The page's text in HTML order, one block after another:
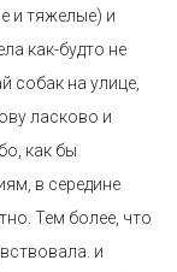
и тяжелые) и
как-будто не
собак на улице,
ласково и
как бы
в середине
Тем более, что
и